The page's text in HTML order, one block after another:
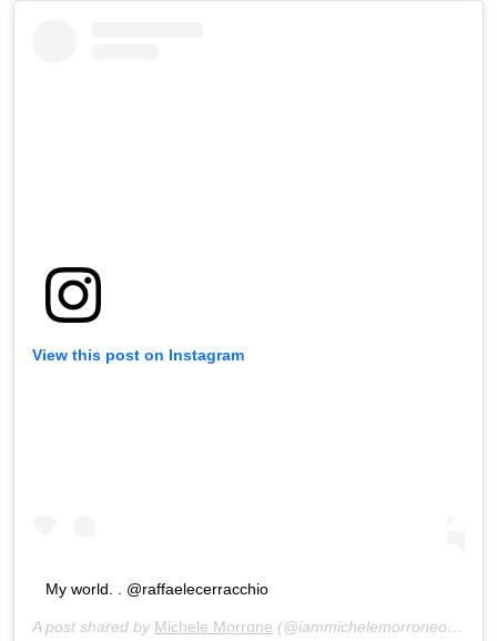
View this post on Instagram
My world. . @raffaelecerracchio
A post shared by Michele Morrone (@iammichelemorroneofficial) on